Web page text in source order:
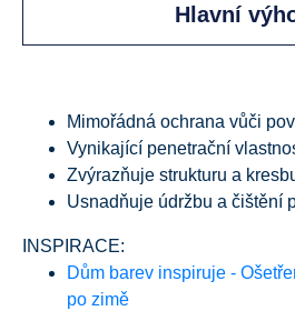
Hlavní
Mimořádná ochrana vůči
Vynikající penetrační
Zvýrazňuje strukturu a
Usnadňuje údržbu a čištění
INSPIRACE:
Dům barev inspiruje -
po zimě